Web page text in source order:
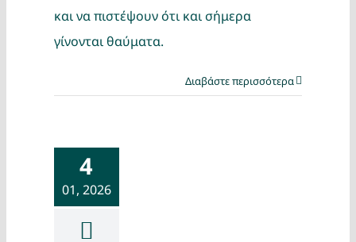
και να πιστέψουν ότι και σήμερα
γίνονται θαύματα.
Διαβάστε περισσότερα
4
01, 2026